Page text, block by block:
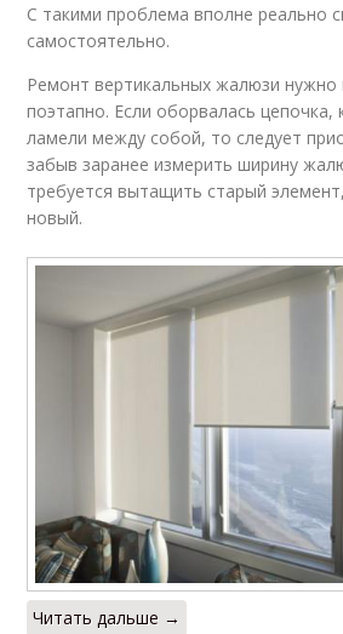
С такими проблема вполне реально
самостоятельно.
Ремонт вертикальных жалюзи нужно
поэтапно. Если оборвалась цепочка,
ламели между собой, то следует
забыв заранее измерить ширину
требуется вытащить старый
новый.
Читать дальше →